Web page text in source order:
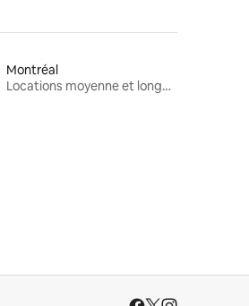
Montréal
Locations moyenne et longue durée